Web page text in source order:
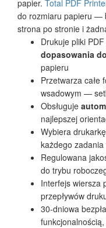
papier. Total PDF
do rozmiaru papieru —
strona po stronie i
Drukuje pliki
dopasowania
papieru
Przetwarza całe
wsadowym —
Obsługuje
najlepszej
Wybiera
każdego
Regulowana
do trybu
Interfejs wiersza
przepływów
30-dniowa